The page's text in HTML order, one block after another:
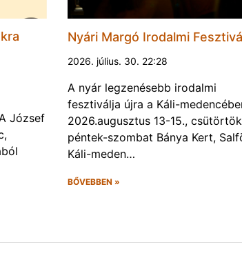
József
Nyári Margó Irodalmi
2026. július. 30. 22:28
A nyár legzenésebb irodalmi
fesztiválja újra a Káli-
2026.augusztus 13-15.,
péntek-szombat Bánya Kert,
Káli-meden…
BŐVEBBEN »